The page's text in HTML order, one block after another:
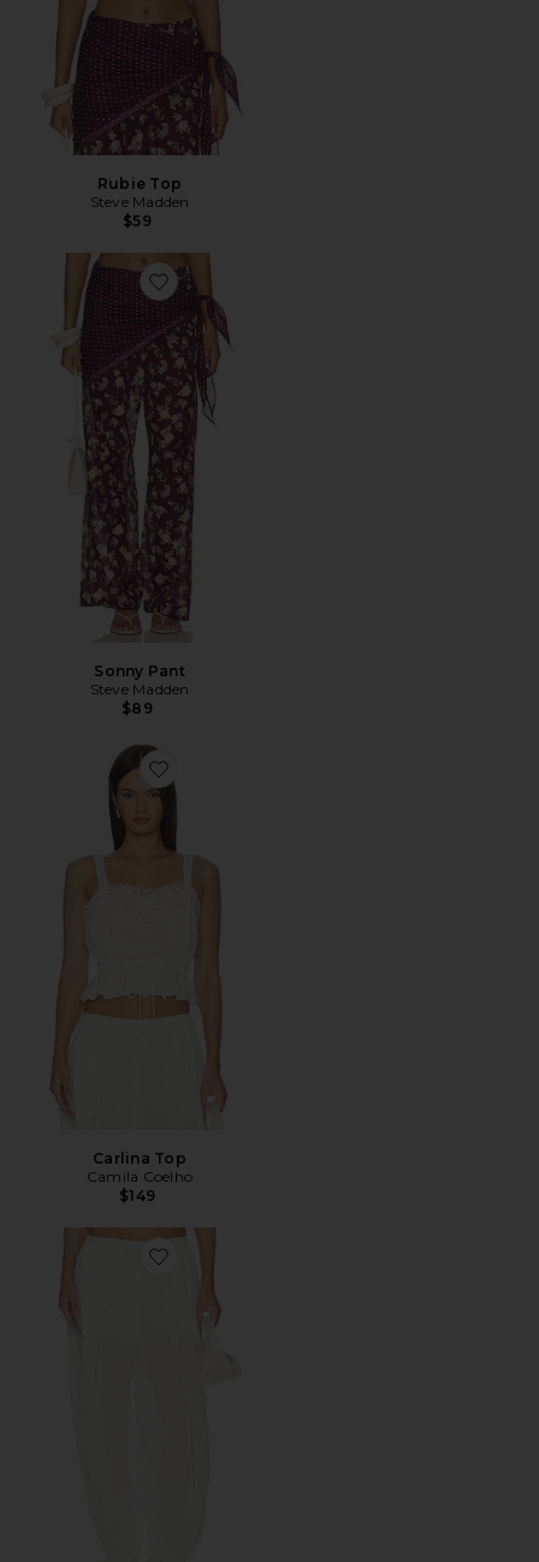
Rubie Top
Steve Madden
$59
Favorite Sonny Pant
Sonny Pant
Steve Madden
$89
Favorite Carlina Top
Carlina Top
Camila Coelho
$149
Favorite Carlina Pant